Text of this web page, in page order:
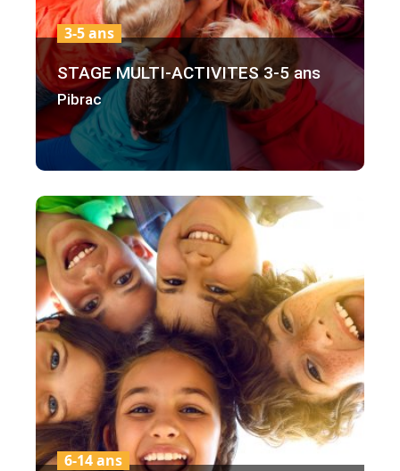
STAGE MULTI-ACTIVITES 3-5 ans
Pibrac
3-5 ans
6-14 ans